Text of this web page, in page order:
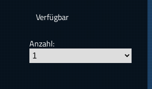
Verfügbar
Anzahl: